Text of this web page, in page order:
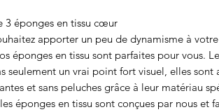
3 éponges en tissu cœur
apporter un peu de dynamisme à
éponges en tissu sont parfaites pour vous.
seulement un vrai point fort visuel, elles sont
et sans peluches grâce à leur matériau
éponges en tissu sont conçues par nous et